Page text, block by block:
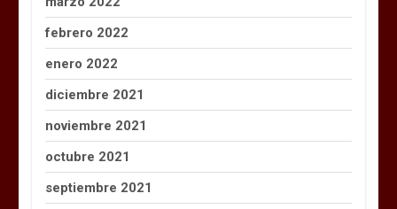
febrero 2022
enero 2022
diciembre 2021
noviembre 2021
octubre 2021
septiembre 2021